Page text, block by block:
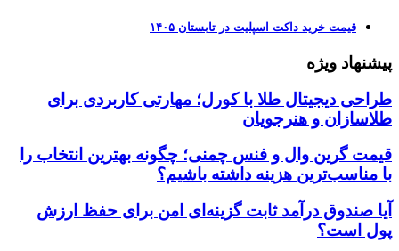
قیمت خرید داکت اسپلیت در تابستان ۱۴۰۵
پیشنهاد ویژه
طراحی دیجیتال طلا با کورل؛ مهارتی کاربردی برای
طلاسازان و هنرجویان
قیمت گرین وال و فنس چمنی؛ چگونه بهترین انتخاب را
با مناسب‌ترین هزینه داشته باشیم؟
آیا صندوق درآمد ثابت گزینه‌ای امن برای حفظ ارزش
پول است؟